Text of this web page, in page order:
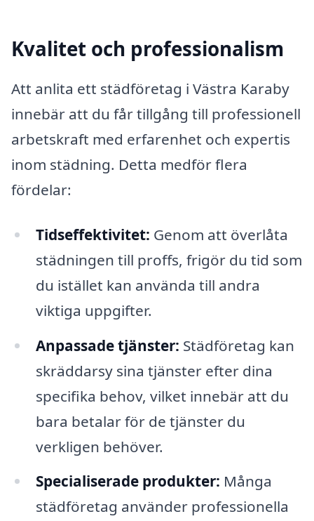
Kvalitet och professionalism
Att anlita ett städföretag i Västra Karaby
innebär att du får tillgång till professionell
arbetskraft med erfarenhet och expertis
inom städning. Detta medför flera
fördelar:
Tidseffektivitet: Genom att överlåta
städningen till proffs, frigör du tid som
du istället kan använda till andra
viktiga uppgifter.
Anpassade tjänster: Städföretag kan
skräddarsy sina tjänster efter dina
specifika behov, vilket innebär att du
bara betalar för de tjänster du
verkligen behöver.
Specialiserade produkter: Många
städföretag använder professionella